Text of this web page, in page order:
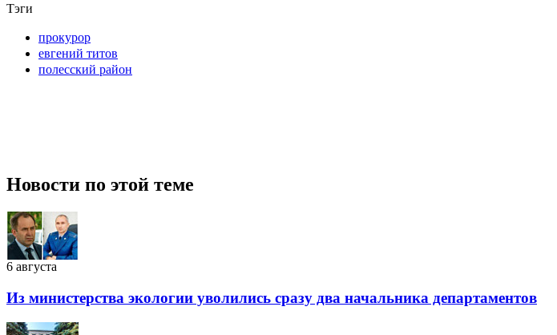
Тэги
прокурор
евгений титов
полесский район
Новости по этой теме
6 августа
Из министерства экологии уволились сразу два начальника департаментов